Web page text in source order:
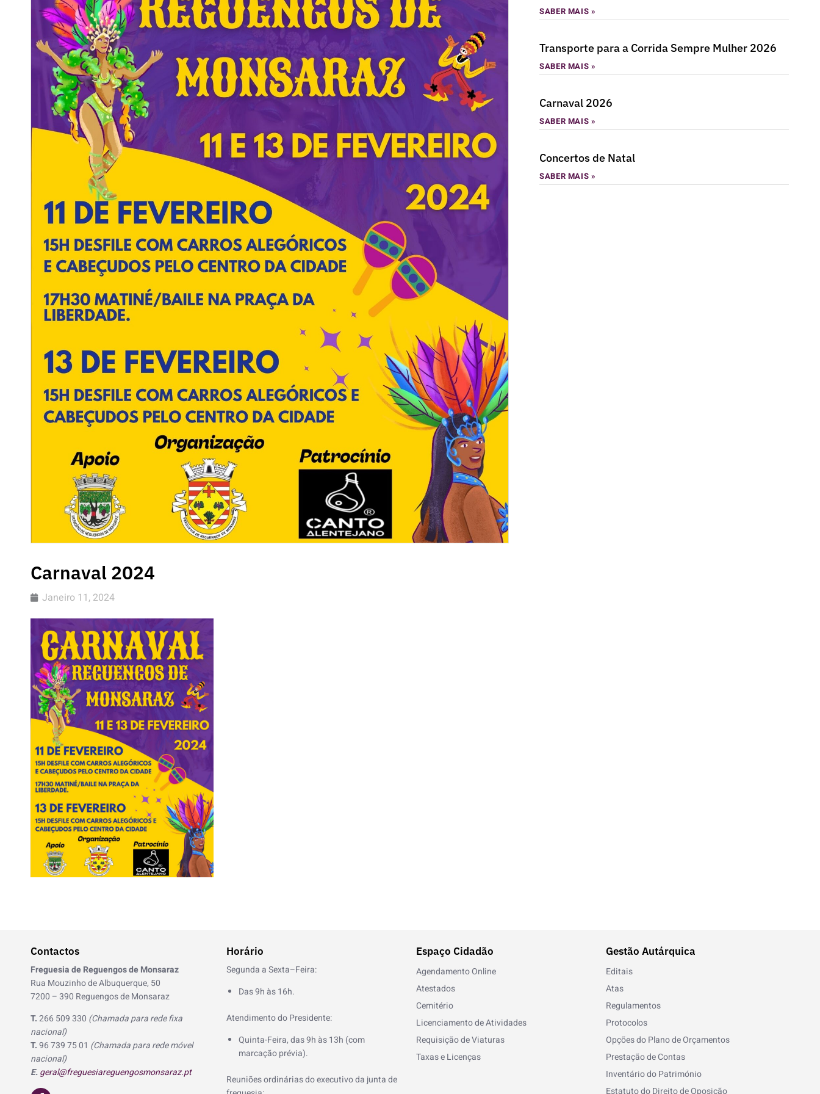
Carnaval 2024
Janeiro 11, 2024
SABER MAIS »
Transporte para a Corrida Sempre Mulher 2026
SABER MAIS »
Carnaval 2026
SABER MAIS »
Concertos de Natal
SABER MAIS »
Contactos
Freguesia de Reguengos de Monsaraz
Rua Mouzinho de Albuquerque, 50
7200 – 390 Reguengos de Monsaraz
T.266 509 330 (Chamada para rede fixa
nacional)
T.96 739 75 01 (Chamada para rede móvel
nacional)
E.geral@freguesiareguengosmonsaraz.pt
Horário
Segunda a Sexta–Feira:
Das 9h às 16h.
Atendimento do Presidente:
Quinta-Feira, das 9h às 13h (com
marcação prévia).
Reuniões ordinárias do executivo da junta de
Espaço Cidadão
Agendamento Online
Atestados
Cemitério
Licenciamento de Atividades
Requisição de Viaturas
Taxas e Licenças
Gestão Autárquica
Editais
Atas
Regulamentos
Protocolos
Opções do Plano de Orçamentos
Prestação de Contas
Inventário do Património
Estatuto do Direito de Oposição